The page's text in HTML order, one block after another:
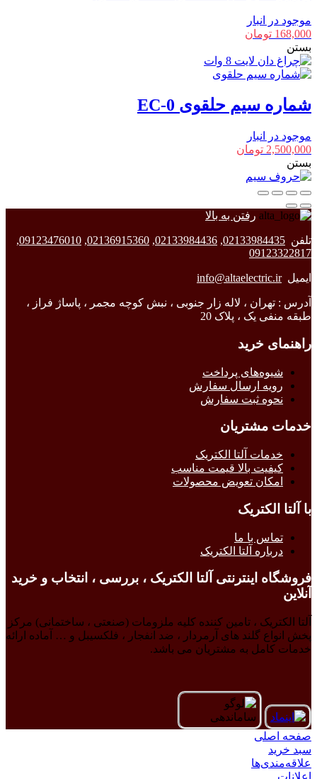
موجود در انبار
168,000 تومان
بستن
شماره سیم حلقوی EC-0
موجود در انبار
2,500,000 تومان
بستن
رفتن به بالا
تلفن 02133984435
,
02133984436
,
02136915360
,
09123476010
,
09123322817
ایمیلinfo@altaelectric.ir
آدرس : تهران ، لاله زار جنوبی ، نبش کوچه مجمر ، پاساژ فراز ،
طبقه منفی یک ، پلاک 20
راهنمای خرید
شیوه‌های پرداخت
رویه ارسال سفارش
نحوه ثبت سفارش
خدمات مشتریان
خدمات آلتا الکتریک
کیفیت بالا قیمت مناسب
امکان تعویض محصولات
با آلتا الکتریک
تماس با ما
درباره آلتا الکتریک
فروشگاه اینترنتی آلتا الکتریک ، بررسی ، انتخاب و خرید
آنلاین
آلتا الکتریک ، تامین کننده کلیه ملزومات (صنعتی ، ساختمانی) مرکز
پخش انواع گلند های آرمردار ، ضد انفجار ، فلکسیبل و … آماده ارائه
خدمات کامل به مشتریان می باشد.
صفحه اصلی
سبد خرید
علاقه‌مندی‌ها
اعلانات